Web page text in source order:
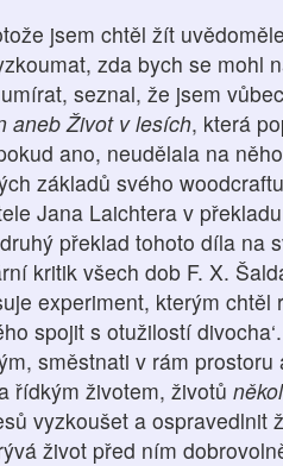
jsem chtěl žít
zda bych se mohl
seznal, že jsem
aneb Život v lesích, která
ano, neudělala na
základů svého
Jana Laichtera v
překlad tohoto díla na
kritik všech dob F. X.
experiment, kterým
spojit s otužilostí
směstnati v rám
řídkým životem, životů
vyzkoušet a ospravedlnit
život před ním